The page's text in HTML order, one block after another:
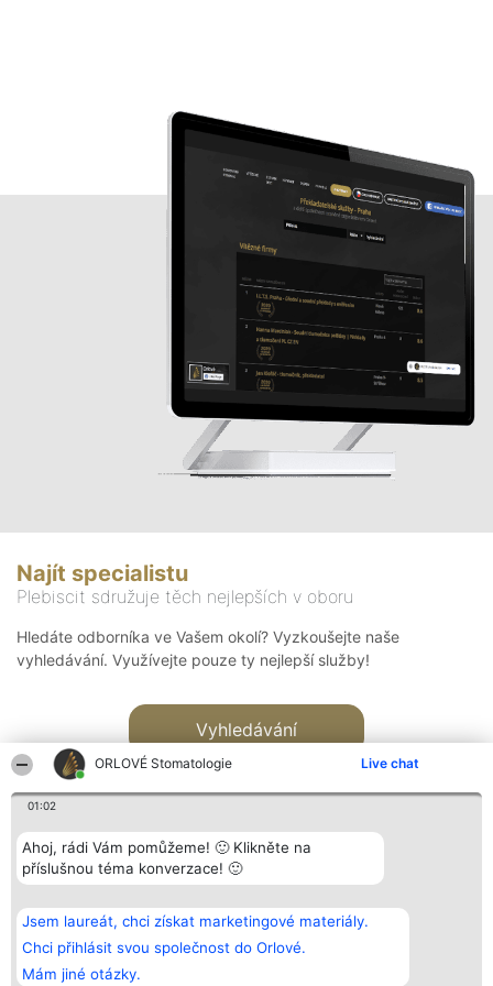
ORLOVÉ Stomatologie Live chat
01:02
Ahoj, rádi Vám pomůžeme! 🙂 Klikněte na
příslušnou téma konverzace! 🙂
Jsem laureát, chci získat marketingové materiály.
Chci přihlásit svou společnost do Orlové.
Mám jiné otázky.
Najít specialistu
Plebiscit sdružuje těch nejlepších v oboru
Hledáte odborníka ve Vašem okolí? Vyzkoušejte naše
vyhledávání. Využívejte pouze ty nejlepší služby!
Vyhledávání
Bright Side Solutions sp. z o.
o. sp. k.
ul. Ruska 22
Wrocław 50-079
KRS 0000749100 | Regon
Vítězové
Seznam všech
laureátů
Zásady
Kontakt